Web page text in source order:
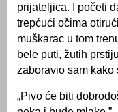
prijateljica. I početi
trepćući očima
muškarac u tom
bele puti, žutih
zaboravio sam kako
„Pivo će biti